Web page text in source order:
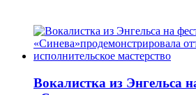
Вокалистка из Энгельса